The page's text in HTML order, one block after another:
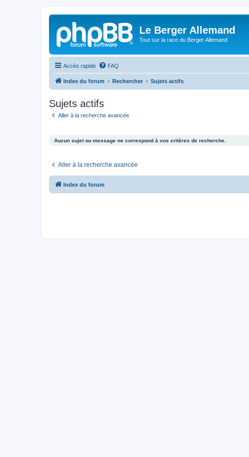
Le Berger Allemand
Tout sur la race du Berger Allemand
Accès rapide FAQ
Index du forum Rechercher Sujets actifs
Sujets actifs
Aller à la recherche avancée
Aucun sujet ou message ne correspond à vos critères de recherche.
Aller à la recherche avancée
Index du forum